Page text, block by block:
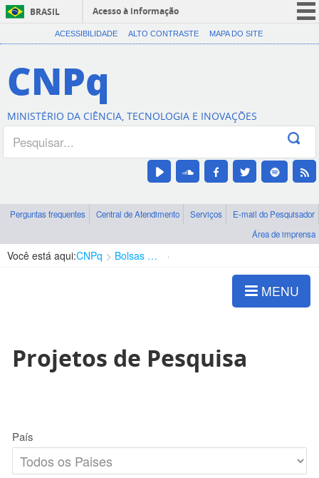
BRASIL
Acesso à informação
CORONAVÍRUS (COVID-19)
Canais
ACESSIBILIDADE ALTO CONTRASTE MAPA DO SITE
CNPq
MINISTÉRIO DA CIÊNCIA, TECNOLOGIA E INOVAÇÕES
Perguntas frequentes Central de Atendimento Serviços
E-mail do Pesquisador
Área de imprensa
Você está aqui:CNPq Bolsas e Auxílios Vigentes
MENU
Projetos de Pesquisa
País